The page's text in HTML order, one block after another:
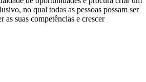
no qual todas as pessoas possam ser
as suas competências e crescer